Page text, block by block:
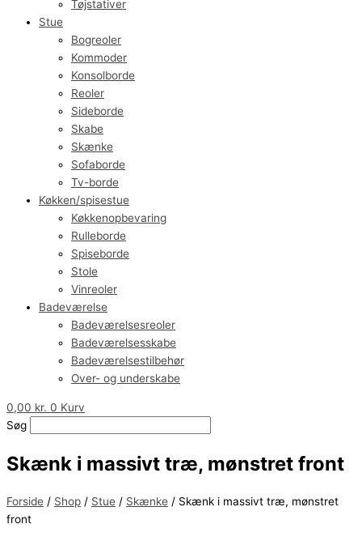
Tøjstativer
Stue
Bogreoler
Kommoder
Konsolborde
Reoler
Sideborde
Skabe
Skænke
Sofaborde
Tv-borde
Køkken/spisestue
Køkkenopbevaring
Rulleborde
Spiseborde
Stole
Vinreoler
Badeværelse
Badeværelsesreoler
Badeværelsesskabe
Badeværelsestilbehør
Over- og underskabe
0,00 kr. 0 Kurv
Søg
Skænk i massivt træ, mønstret front
Forside / Shop / Stue / Skænke / Skænk i massivt træ, mønstret
front